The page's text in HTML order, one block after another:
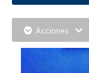
Acciones